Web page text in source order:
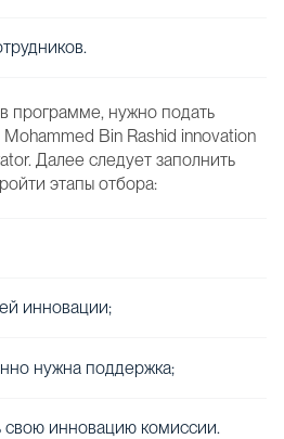
программе, нужно подать
Bin Rashid innovation
Далее следует заполнить
этапы отбора:
инновации;
нужна поддержка;
свою инновацию комиссии.